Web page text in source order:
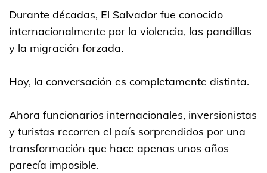
Durante décadas, El Salvador fue conocido
internacionalmente por la violencia, las pandillas
y la migración forzada.
Hoy, la conversación es completamente distinta.
Ahora funcionarios internacionales, inversionistas
y turistas recorren el país sorprendidos por una
transformación que hace apenas unos años
parecía imposible.